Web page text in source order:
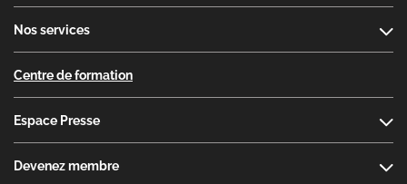
Nos services
Centre de formation
Espace Presse
Devenez membre